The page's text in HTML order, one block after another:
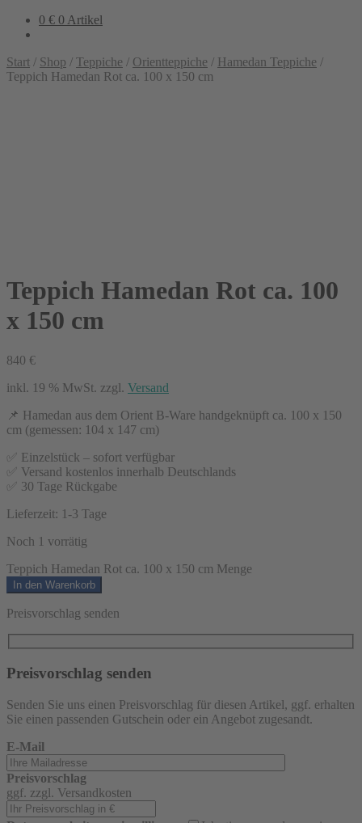
0 € 0 Artikel
Start / Shop / Teppiche / Orientteppiche / Hamedan Teppiche /
Teppich Hamedan Rot ca. 100 x 150 cm
Teppich Hamedan Rot ca. 100
x 150 cm
840 €
inkl. 19 % MwSt. zzgl. Versand
📌 Hamedan aus dem Orient B-Ware handgeknüpft ca. 100 x 150
cm (gemessen: 104 x 147 cm)
✅ Einzelstück – sofort verfügbar
✅ Versand kostenlos innerhalb Deutschlands
✅ 30 Tage Rückgabe
Lieferzeit: 1-3 Tage
Noch 1 vorrätig
Teppich Hamedan Rot ca. 100 x 150 cm Menge
In den Warenkorb
Preisvorschlag senden
Preisvorschlag senden
Senden Sie uns einen Preisvorschlag für diesen Artikel, ggf. erhalten
Sie einen passenden Gutschein oder ein Angebot zugesandt.
E-Mail
Preisvorschlag
ggf. zzgl. Versandkosten